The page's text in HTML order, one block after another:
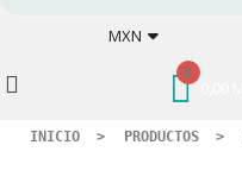
MXN
INICIO PRODUCTOS